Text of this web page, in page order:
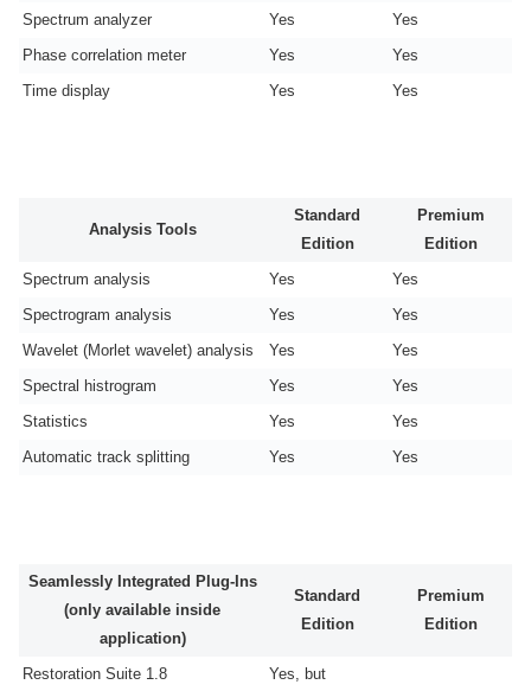
Spectrum analyzer
Yes
Yes
Phase correlation meter
Yes
Yes
Time display
Yes Yes
Analysis Tools
Standard
Edition
Premium
Edition
Spectrum analysis
Yes
Yes
Spectrogram analysis
Yes
Yes
Wavelet (Morlet wavelet) analysis
Yes
Yes
Spectral histrogram
Yes
Yes
Statistics
Yes
Yes
Automatic track splitting
Yes Yes
Seamlessly Integrated Plug-Ins
(only available inside
application)
Standard
Edition
Premium
Edition
Restoration Suite 1.8
Yes, but